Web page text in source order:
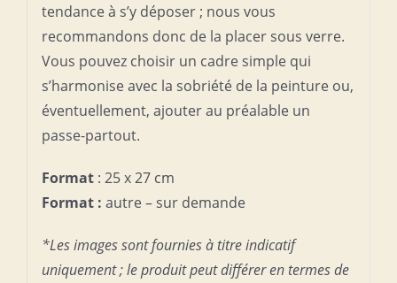
tendance à s’y déposer ; nous vous
recommandons donc de la placer sous verre.
Vous pouvez choisir un cadre simple qui
s’harmonise avec la sobriété de la peinture ou,
éventuellement, ajouter au préalable un
passe-partout.
Format: 25 x 27 cm
Format : autre – sur demande
*Les images sont fournies à titre indicatif
uniquement ; le produit peut différer en termes de